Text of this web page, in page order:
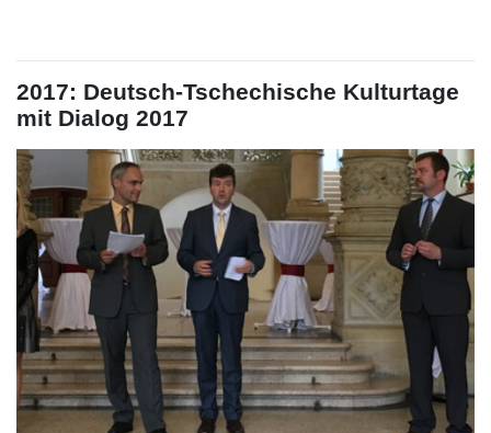
2017: Deutsch-Tschechische Kulturtage
mit Dialog 2017